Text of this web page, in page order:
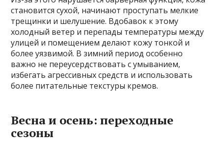
становится сухой, начинают проступать мелкие
трещинки и шелушение. Вдобавок к этому
холодный ветер и перепады температуры между
улицей и помещением делают кожу тонкой и
более уязвимой. В зимний период особенно
важно не переусердствовать с умыванием,
избегать агрессивных средств и использовать
более питательные текстуры кремов.
Весна и осень: переходные
сезоны